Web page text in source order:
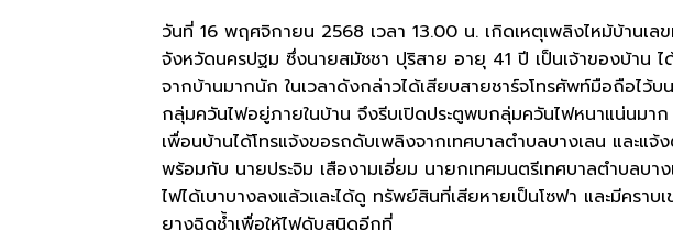
วันที่ 16 พฤศจิกายน 2568 เวลา 13.00 น. เกิดเหตุเพลิงไหม้บ้านเ
จังหวัดนครปฐม ซึ่งนายสมัชชา ปุริสาย อายุ 41 ปี เป็นเจ้าของบ้าน
จากบ้านมากนัก ในเวลาดังกล่าวได้เสียบสายชาร์จโทรศัพท์มือถือไว้
กลุ่มควันไฟอยู่ภายในบ้าน จึงรีบเปิดประตูพบกลุ่มควันไฟหนาแน่นมาก
เพื่อนบ้านได้โทรแจ้งขอรถดับเพลิงจากเทศบาลตำบลบางเลน และแ
พร้อมกับ นายประจิม เสืองามเอี่ยม นายกเทศมนตรีเทศบาลตำบลบา
ไฟได้เบาบางลงแล้วและได้ดู ทรัพย์สินที่เสียหายเป็นโซฟา และมีคราบ
ยางฉิดช้ำเพื่อให้ไฟดับสนิดอีกที่